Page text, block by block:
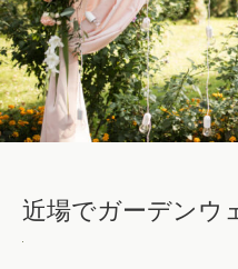
近場でガーデンウ